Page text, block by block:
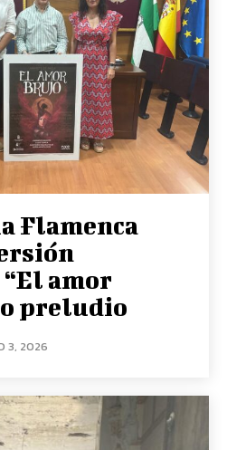
Flamenca
amor
preludio
3, 2026